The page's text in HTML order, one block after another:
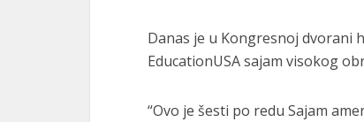
Danas je u Kongresnoj dvorani
EducationUSA sajam visokog
“Ovo je šesti po redu Sajam